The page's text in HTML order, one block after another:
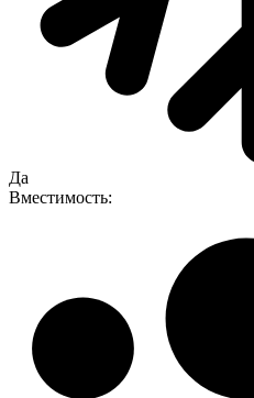
Да
Вместимость: